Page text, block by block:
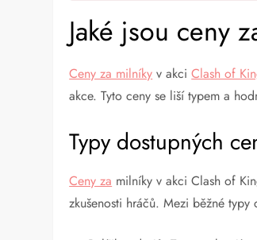
Jaké jsou ceny
Ceny za milníky v akciClash of
akce. Tyto ceny se liší typem a
Typy dostupných
Ceny za milníky v akci Clash of
zkušenosti hráčů. Mezi běžné typy